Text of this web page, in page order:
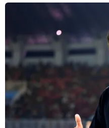
TIN CÙNG CHUYÊN
Công Phượng gặp thử
trong ngày tái xuất V-
06/08/2026 11:49
Nhận định Việt
Campuchia: Vì sao thầy